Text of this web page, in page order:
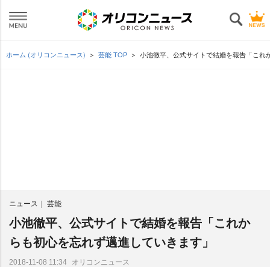
ホーム (オリコンニュース) 芸能 TOP 小池徹平、公式サイトで結婚を報告「こ
ニュース 芸能
小池徹平、公式サイトで結婚を報告「これか
らも初心を忘れず邁進していきます」
2018-11-08 11:34 オリコンニュース